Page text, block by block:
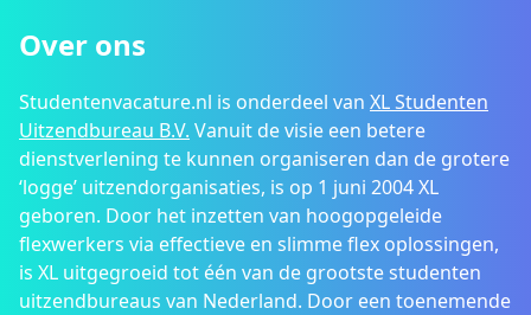
Over ons
Studentenvacature.nl is onderdeel van XL Studenten
Uitzendbureau B.V. Vanuit de visie een betere
dienstverlening te kunnen organiseren dan de grotere
‘logge’ uitzendorganisaties, is op 1 juni 2004 XL
geboren. Door het inzetten van hoogopgeleide
flexwerkers via effectieve en slimme flex oplossingen,
is XL uitgegroeid tot één van de grootste studenten
uitzendbureaus van Nederland. Door een toenemende